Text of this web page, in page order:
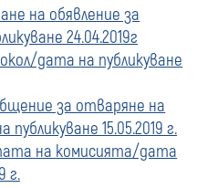
на обявление за
24.04.2019г
дата на публикуване
за отваряне на
15.05.2019 г.
на комисията/дата
г.